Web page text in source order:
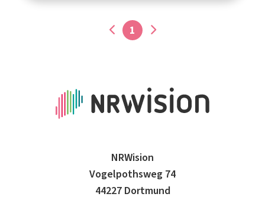
1
NRWision
Vogelpothsweg 74
44227 Dortmund